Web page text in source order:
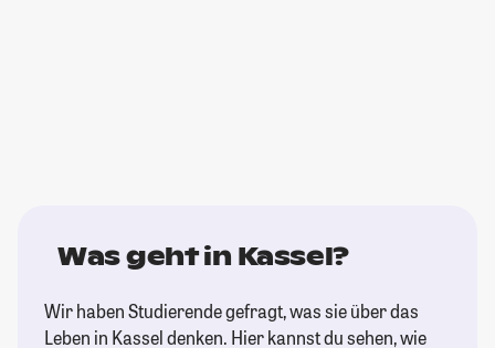
Was geht in Kassel?
Wir haben Studierende gefragt, was sie über das
Leben in Kassel denken. Hier kannst du sehen, wie